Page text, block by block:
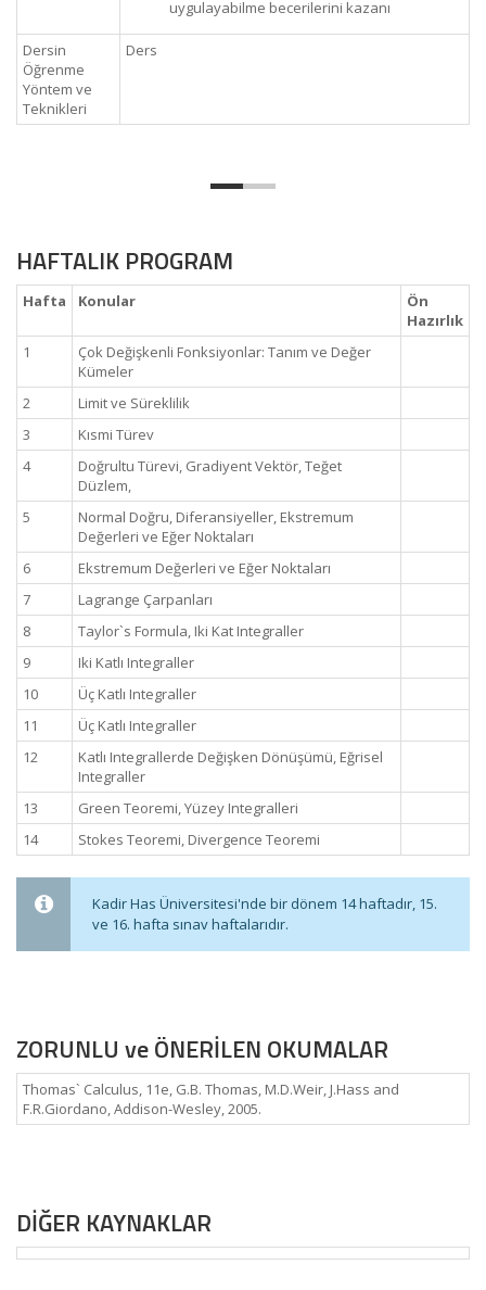
uygulayabilme becerilerini kazanı
Dersin
Öğrenme
Yöntem ve
Teknikleri
Ders
HAFTALIK PROGRAM
Hafta Konular
Ön
Hazırlık
1
Çok Değişkenli Fonksiyonlar: Tanım ve Değer
Kümeler
2
Limit ve Süreklilik
3
Kısmi Türev
4
Doğrultu Türevi, Gradiyent Vektör, Teğet
Düzlem,
5
Normal Doğru, Diferansiyeller, Ekstremum
Değerleri ve Eğer Noktaları
6
Ekstremum Değerleri ve Eğer Noktaları
7
Lagrange Çarpanları
8
Taylor`s Formula, Iki Kat Integraller
9
Iki Katlı Integraller
10
Üç Katlı Integraller
11
Üç Katlı Integraller
12
Katlı Integrallerde Değişken Dönüşümü, Eğrisel
Integraller
13
Green Teoremi, Yüzey Integralleri
14
Stokes Teoremi, Divergence Teoremi
Kadir Has Üniversitesi'nde bir dönem 14 haftadır, 15.
ve 16. hafta sınav haftalarıdır.
ZORUNLU ve ÖNERİLEN OKUMALAR
Thomas` Calculus, 11e, G.B. Thomas, M.D.Weir, J.Hass and
F.R.Giordano, Addison-Wesley, 2005.
DİĞER KAYNAKLAR